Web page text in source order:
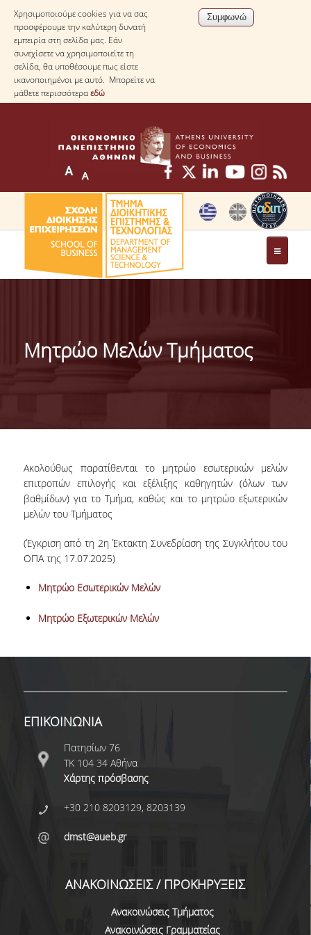
Χρησιμοποιούμε cookies για να σας
προσφέρουμε την καλύτερη δυνατή
εμπειρία στη σελίδα μας. Εάν
συνεχίσετε να χρησιμοποιείτε τη
σελίδα, θα υποθέσουμε πως είστε
ικανοποιημένοι με αυτό. Μπορείτε να
μάθετε περισσότεραεδώ
ΤΟ ΤΜΗΜΑ
ΤΑΥΤΟΤΗΤΑ ΤΟΥ ΤΜΗΜΑΤΟΣ
ΑΠΟΣΤΟΛΗ ΤΟΥ ΤΜΗΜΑΤΟΣ
TESTIMONIALS ΔΙΑΚΡΙΣΕΩΝ
ΕΠΑΓΓΕΛΜΑΤΙΚΕΣ ΠΡΟΟΠΤΙΚΕΣ
ΓΙΑ ΜΑΘΗΤΕΣ ΛΥΚΕΙΟΥ
ΠΡΟΓΡΑΜΜΑ ΥΠΟΤΡΟΦΙΩΝ
ΚΡΙΤΗΡΙΑ ΚΑΙ ΔΙΑΔΙΚΑΣΙΑ ΕΠΙΛΟΓΗΣ
ΕΡΓΑΣΤΗΡΙΑΚΗ ΥΠΟΔΟΜΗ
ΔΙΔΑΣΚΑΛΙΑ
ΑΝΘΡΩΠΙΝΟ ΔΥΝΑΜΙΚΟ
ΠΡΟΣΩΠΙΚΟ ΤΟΥ ΤΜΗΜΑΤΟΣ
ΜΕΛΗ ΔΕΠ
ΕΠΙΤΙΜΟΙ ΔΙΔΑΚΤΟΡΕΣ
ΜΕΛΗ Ε.Τ.Ε.Π.
Μητρώο Μελών Τμήματος
Ακολούθως παρατίθενται το μητρώο εσωτερικών μελών
επιτροπών επιλογής και εξέλιξης καθηγητών (όλων των
βαθμίδων) για το Τμήμα, καθώς και το μητρώο εξωτερικών
μελών του Τμήματος
(Έγκριση από τη 2η Έκτακτη Συνεδρίαση της Συγκλήτου του
ΟΠΑ της 17.07.2025)
Μητρώο Εσωτερικών Μελών
Μητρώο Εξωτερικών Μελών
ΕΠΙΚΟΙΝΩΝΙΑ
Πατησίων 76
ΤΚ 104 34 Αθήνα
Χάρτης πρόσβασης
+30 210 8203129, 8203139
dmst@aueb.gr
ΑΝΑΚΟΙΝΩΣΕΙΣ / ΠΡΟΚΗΡΥΞΕΙΣ
Ανακοινώσεις Τμήματος
Ανακοινώσεις Γραμματείας